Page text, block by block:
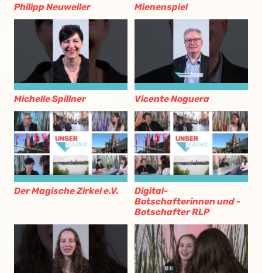
Philipp Neuweiler Mienenspiel
Michelle Spillner Vicente Noguera
Der Magische Zirkel e.V.
Digital-
Botschafterinnen und -
Botschafter RLP